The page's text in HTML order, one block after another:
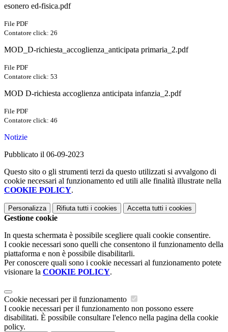
esonero ed-fisica.pdf
File PDF
Contatore click: 26
MOD_D-richiesta_accoglienza_anticipata primaria_2.pdf
File PDF
Contatore click: 53
MOD D-richiesta accoglienza anticipata infanzia_2.pdf
File PDF
Contatore click: 46
Notizie
Pubblicato il 06-09-2023
Questo sito o gli strumenti terzi da questo utilizzati si avvalgono di
cookie necessari al funzionamento ed utili alle finalità illustrate nella
COOKIE POLICY.
Personalizza Rifiuta tutti i cookies Accetta tutti i cookies
Gestione cookie
In questa schermata è possibile scegliere quali cookie consentire.
I cookie necessari sono quelli che consentono il funzionamento della
piattaforma e non è possibile disabilitarli.
Per conoscere quali sono i cookie necessari al funzionamento potete
visionare la COOKIE POLICY.
Cookie necessari per il funzionamento
I cookie necessari per il funzionamento non possono essere
disabilitati. È possibile consultare l'elenco nella pagina della cookie
policy.